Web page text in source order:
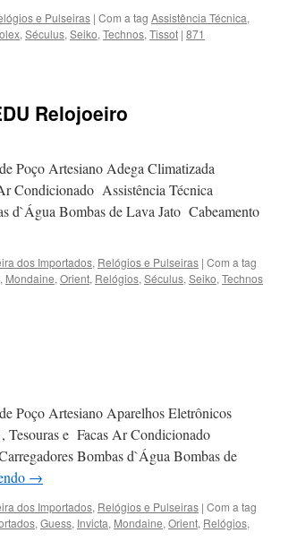
e Pulseiras | Com a tag Assistência Técnica,
, Séculus, Seiko, Technos, Tissot | 871
Relojoeiro
Poço Artesiano Adega Climatizada
Condicionado Assistência Técnica
d`Água Bombas de Lava Jato Cabeamento
dos Importados, Relógios e Pulseiras | Com a tag
, Mondaine, Orient, Relógios, Séculus, Seiko, Technos
Poço Artesiano Aparelhos Eletrônicos
e Facas Ar Condicionado
Bombas d`Água Bombas de
→
dos Importados, Relógios e Pulseiras | Com a tag
, Guess, Invicta, Mondaine, Orient, Relógios,